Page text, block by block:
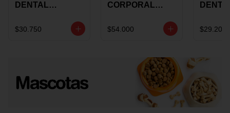
DENTAL
+CREMA
$30.750
CORPORAL
EXPRESS
OFERTA
$54.000 $29.200